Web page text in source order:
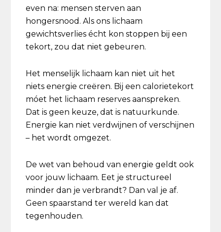
even na: mensen sterven aan
hongersnood. Als ons lichaam
gewichtsverlies écht kon stoppen bij een
tekort, zou dat niet gebeuren.
Het menselijk lichaam kan niet uit het
niets energie creëren. Bij een calorietekort
móet het lichaam reserves aanspreken.
Dat is geen keuze, dat is natuurkunde.
Energie kan niet verdwijnen of verschijnen
– het wordt omgezet.
De wet van behoud van energie geldt ook
voor jouw lichaam. Eet je structureel
minder dan je verbrandt? Dan val je af.
Geen spaarstand ter wereld kan dat
tegenhouden.